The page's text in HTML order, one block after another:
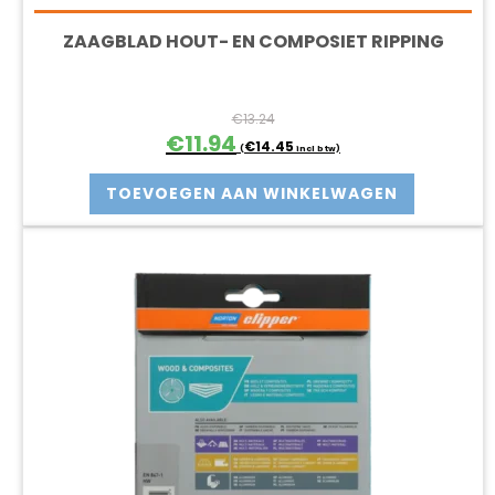
ZAAGBLAD HOUT- EN COMPOSIET RIPPING
€13.24
Oorspronkelijke
prijs
was:
€13.24.
€11.94 Huidige
prijs
is:
€11.94.
(€14.45 incl btw)
TOEVOEGEN AAN WINKELWAGEN